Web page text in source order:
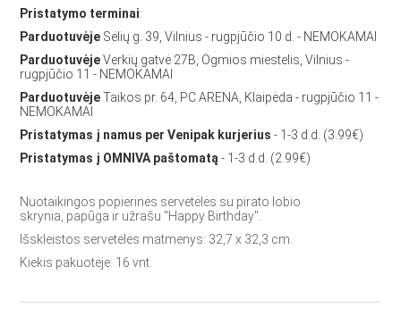
Pristatymo terminai:
Parduotuvėje Sėlių g. 39, Vilnius - rugpjūčio 10 d. - NEMOKAMAI
ParduotuvėjeVerkių gatvė 27B, Ogmios miestelis, Vilnius -
rugpjūčio 11 - NEMOKAMAI
ParduotuvėjeTaikos pr. 64, PC ARENA, Klaipėda - rugpjūčio 11 -
NEMOKAMAI
Pristatymas į namus per Venipak kurjerius - 1-3 d.d. (3.99€)
Pristatymas į OMNIVA paštomatą- 1-3 d.d. (2.99€)
Nuotaikingos popierinės servetėlės su pirato lobio
skrynia, papūga ir užrašu "Happy Birthday".
Išskleistos servetėlės matmenys: 32,7 x 32,3 cm.
Kiekis pakuotėje: 16 vnt.